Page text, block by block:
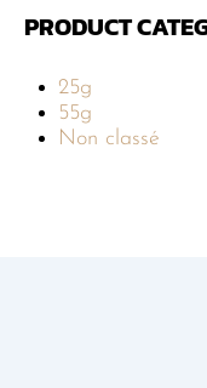
PRODUCT
25g
55g
Non classé